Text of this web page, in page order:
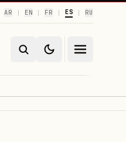
AR | EN | FR | ES | RU